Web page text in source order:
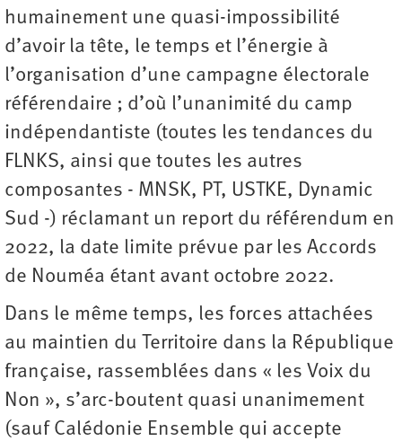
humainement une quasi-impossibilité
d’avoir la tête, le temps et l’énergie à
l’organisation d’une campagne électorale
référendaire ; d’où l’unanimité du camp
indépendantiste (toutes les tendances du
FLNKS, ainsi que toutes les autres
composantes - MNSK, PT, USTKE, Dynamic
Sud -) réclamant un report du référendum en
2022, la date limite prévue par les Accords
de Nouméa étant avant octobre 2022.
Dans le même temps, les forces attachées
au maintien du Territoire dans la République
française, rassemblées dans « les Voix du
Non », s’arc-boutent quasi unanimement
(sauf Calédonie Ensemble qui accepte